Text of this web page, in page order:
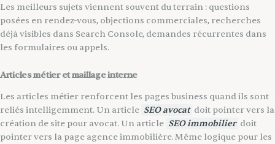
Les meilleurs sujets viennent souvent du terrain : questions
posées en rendez-vous, objections commerciales, recherches
déjà visibles dans Search Console, demandes récurrentes dans
les formulaires ou appels.
Articles métier et maillage interne
Les articles métier renforcent les pages business quand ils sont
reliés intelligemment. Un article SEO avocat doit pointer vers la
création de site pour avocat. Un article SEO immobilier doit
pointer vers la page agence immobilière. Même logique pour les